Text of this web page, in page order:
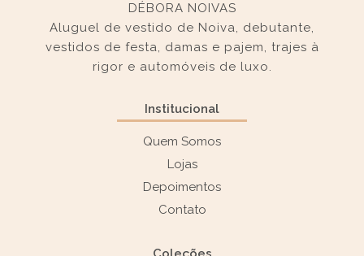
DÉBORA NOIVAS
Aluguel de vestido de Noiva, debutante,
vestidos de festa, damas e pajem, trajes à
rigor e automóveis de luxo.
Institucional
Quem Somos
Lojas
Depoimentos
Contato